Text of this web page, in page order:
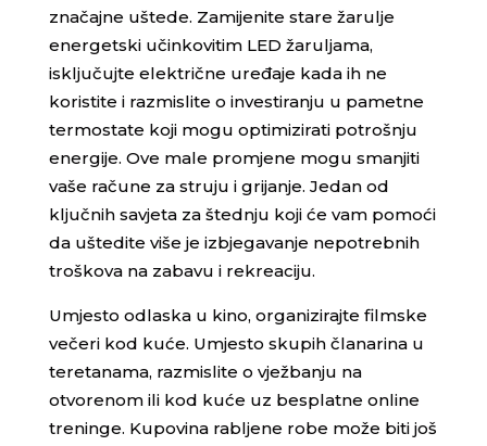
značajne uštede. Zamijenite stare žarulje
energetski učinkovitim LED žaruljama,
isključujte električne uređaje kada ih ne
koristite i razmislite o investiranju u pametne
termostate koji mogu optimizirati potrošnju
energije. Ove male promjene mogu smanjiti
vaše račune za struju i grijanje. Jedan od
ključnih savjeta za štednju koji će vam pomoći
da uštedite više je izbjegavanje nepotrebnih
troškova na zabavu i rekreaciju.
Umjesto odlaska u kino, organizirajte filmske
večeri kod kuće. Umjesto skupih članarina u
teretanama, razmislite o vježbanju na
otvorenom ili kod kuće uz besplatne online
treninge. Kupovina rabljene robe može biti još